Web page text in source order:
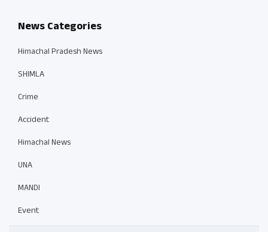
News Categories
Himachal Pradesh News
SHIMLA
Crime
Accident
Himachal News
UNA
MANDI
Event